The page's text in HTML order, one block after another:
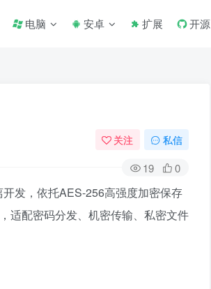
电脑 安卓 扩展 开源
关注 私信
19 0
发，依托AES-256高强度加密保存
适配密码分发、机密传输、私密文件